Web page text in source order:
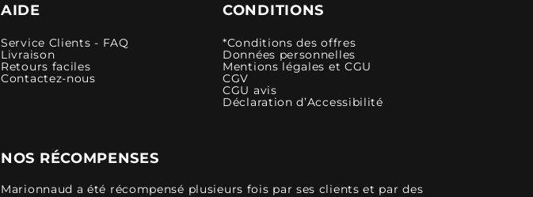
AIDE
Service Clients - FAQ
Livraison
Retours faciles
Contactez-nous
CONDITIONS
*Conditions des offres
Données personnelles
Mentions légales et CGU
CGV
CGU avis
Déclaration d’Accessibilité
NOS RÉCOMPENSES
Marionnaud a été récompensé plusieurs fois par ses clients et par des